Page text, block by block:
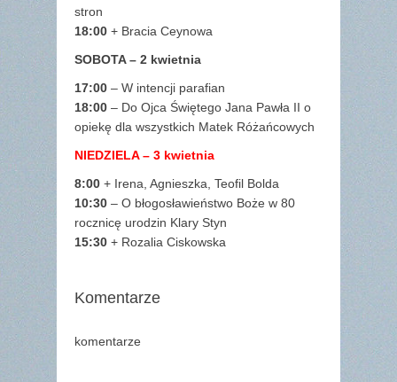
stron
18:00 + Bracia Ceynowa
SOBOTA – 2 kwietnia
17:00 – W intencji parafian
18:00 – Do Ojca Świętego Jana Pawła II o
opiekę dla wszystkich Matek Różańcowych
NIEDZIELA – 3 kwietnia
8:00 + Irena, Agnieszka, Teofil Bolda
10:30 – O błogosławieństwo Boże w 80
rocznicę urodzin Klary Styn
15:30 + Rozalia Ciskowska
Komentarze
komentarze